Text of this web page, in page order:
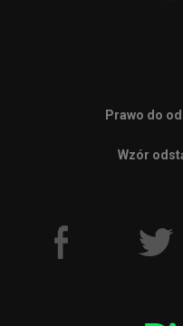
Prawo do
Wzór